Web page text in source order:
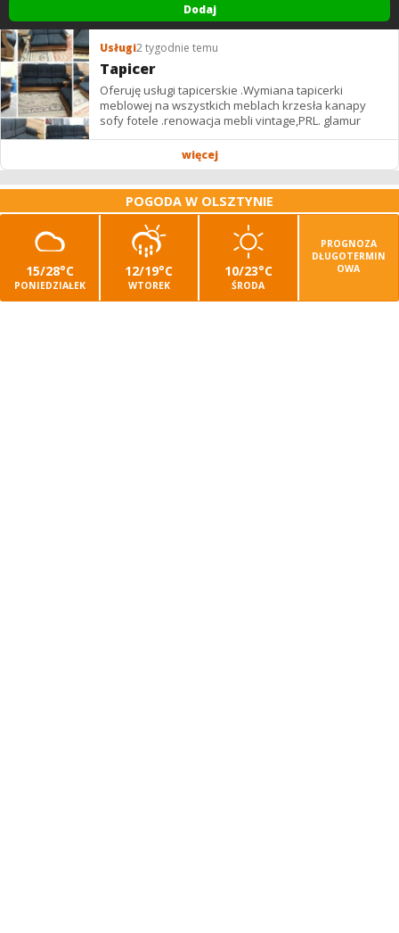
Dodaj
Usługi2 tygodnie temu
Tapicer
Oferuję usługi tapicerskie .Wymiana tapicerki
meblowej na wszystkich meblach krzesła kanapy
sofy fotele .renowacja mebli vintage,PRL. glamur
więcej
POGODA W OLSZTYNIE
15/28°C
PONIEDZIAŁEK
12/19°C
WTOREK
10/23°C
ŚRODA
PROGNOZA
DŁUGOTERMIN
OWA